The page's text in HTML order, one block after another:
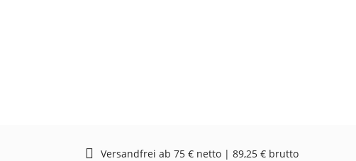
Versandfrei ab 75 € netto | 89,25 € brutto